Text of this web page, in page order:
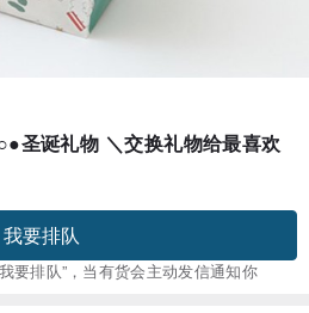
圣诞礼物 ＼交换礼物给最喜欢
我要排队
要排队”，当有货会主动发信通知你